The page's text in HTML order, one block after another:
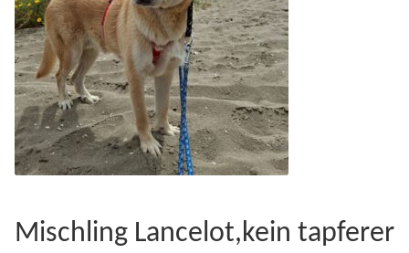
Januar bis Juni 2025
Spenden 2024
Juli bis Dezember 2024
Spenden 2023
Mischling Lancelot,kein tapferer